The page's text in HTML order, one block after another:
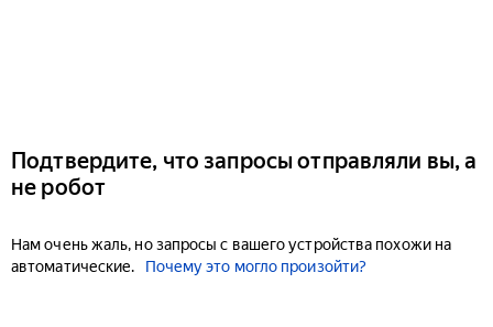
Подтвердите, что запросы отправляли вы, а
не робот
Нам очень жаль, но запросы с вашего устройства похожи на
автоматические.
Почему это могло произойти?